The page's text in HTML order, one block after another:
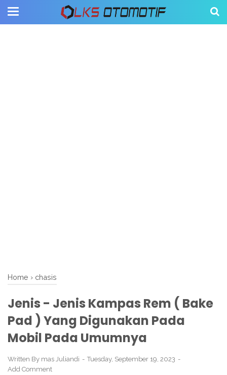
Home › chasis
Jenis - Jenis Kampas Rem ( Bake
Pad ) Yang Digunakan Pada
Mobil Pada Umumnya
Written By mas Juliandi
Tuesday, September 19, 2023
Add Comment